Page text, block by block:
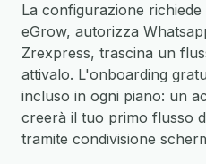
La configurazione
eGrow, autorizza
Zrexpress, trascina un
attivalo. L'onboarding
incluso in ogni piano: un
creerà il tuo primo flusso
tramite condivisione